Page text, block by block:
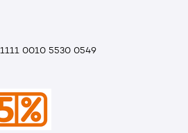
0010 5530 0549